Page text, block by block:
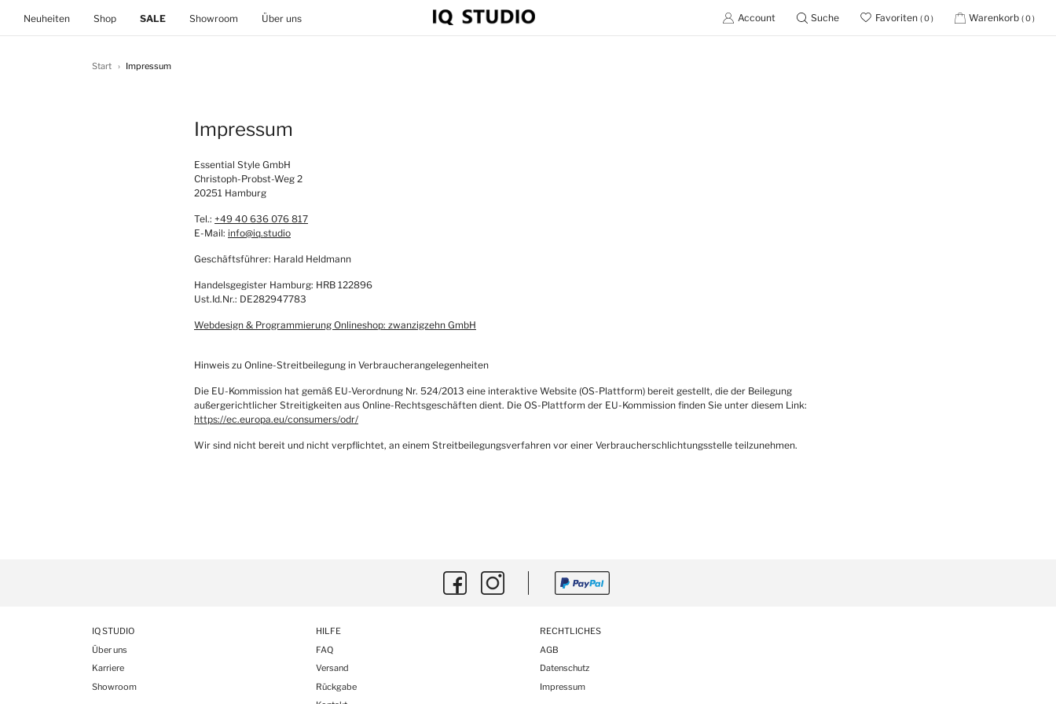
Neuheiten(current)
Shop SALE Showroom Über uns Account Suche Favoriten ( 0 ) Warenkorb ( 0 )
Start Impressum
Impressum
Essential Style GmbH
Christoph-Probst-Weg 2
20251 Hamburg
Tel.: +49 40 636 076 817
E-Mail: info@iq.studio
Geschäftsführer: Harald Heldmann
Handelsgegister Hamburg: HRB 122896
Ust.Id.Nr.: DE282947783
Webdesign & Programmierung Onlineshop: zwanzigzehn GmbH
Hinweis zu Online-Streitbeilegung in Verbraucherangelegenheiten
Die EU-Kommission hat gemäß EU-Verordnung Nr. 524/2013 eine interaktive Website (OS-Plattform) bereit gestellt, die der Beilegung
außergerichtlicher Streitigkeiten aus Online-Rechtsgeschäften dient. Die OS-Plattform der EU-Kommission finden Sie unter diesem Link:
https://ec.europa.eu/consumers/odr/
Wir sind nicht bereit und nicht verpflichtet, an einem Streitbeilegungsverfahren vor einer Verbraucherschlichtungsstelle teilzunehmen.
IQ STUDIO
Über uns
Karriere
Showroom
HILFE
FAQ
Versand
Rückgabe
RECHTLICHES
AGB
Datenschutz
Impressum